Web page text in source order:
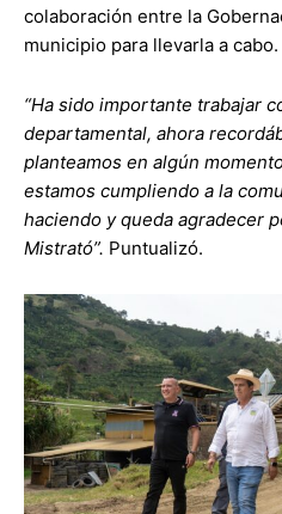
colaboración entre la
municipio para llevarla a cabo.
“Ha sido importante trabajar
departamental, ahora
planteamos en algún
estamos cumpliendo a la
haciendo y queda agradecer
Mistrató”. Puntualizó.